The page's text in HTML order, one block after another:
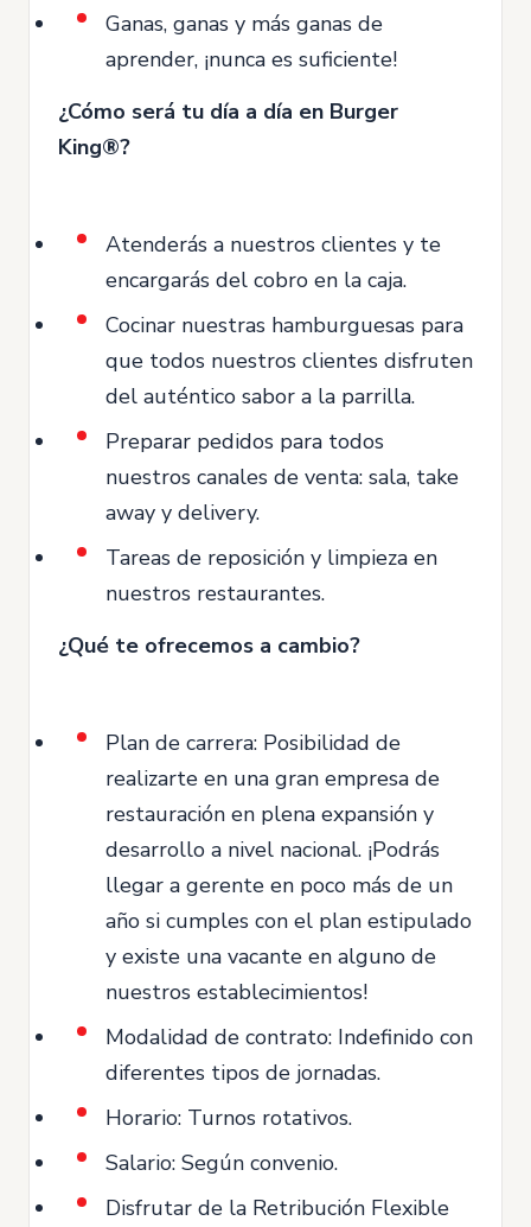
Ganas, ganas y más ganas de
aprender, ¡nunca es suficiente!
¿Cómo será tu día a día en Burger
King®?
Atenderás a nuestros clientes y te
encargarás del cobro en la caja.
Cocinar nuestras hamburguesas para
que todos nuestros clientes disfruten
del auténtico sabor a la parrilla.
Preparar pedidos para todos
nuestros canales de venta: sala, take
away y delivery.
Tareas de reposición y limpieza en
nuestros restaurantes.
¿Qué te ofrecemos a cambio?
Plan de carrera: Posibilidad de
realizarte en una gran empresa de
restauración en plena expansión y
desarrollo a nivel nacional. ¡Podrás
llegar a gerente en poco más de un
año si cumples con el plan estipulado
y existe una vacante en alguno de
nuestros establecimientos!
Modalidad de contrato: Indefinido con
diferentes tipos de jornadas.
Horario: Turnos rotativos.
Salario: Según convenio.
Disfrutar de la Retribución Flexible